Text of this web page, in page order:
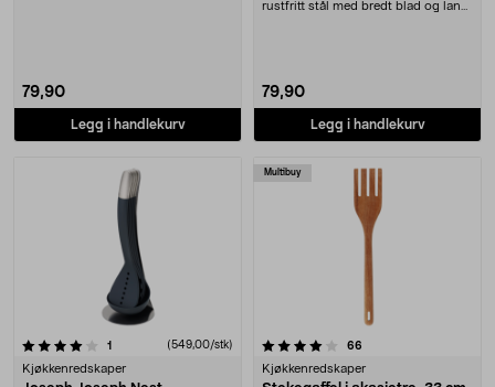
79,90
Legg i handlekurv
rustfritt stål med bredt blad og langt
79,90
Legg i handlekurv
1 anmeldelser(549,00/stk)
Kjøkkenredskaper
Multibuy
4.0 av 5 stjerner 66
Kjøkkenredskaper